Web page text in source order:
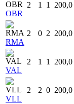
OBR
2 1 1 200,0
RMA
2 0 2 200,0
VAL
2 1 1 200,0
VLL
2 2 0 200,0